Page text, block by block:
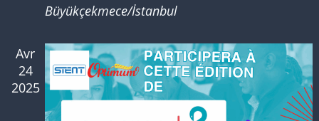
Büyükçekmece/İstanbul
Avr
24
2025